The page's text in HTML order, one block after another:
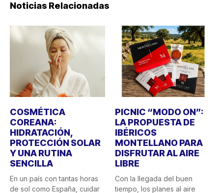
Noticias Relacionadas
COSMÉTICA
COREANA:
HIDRATACIÓN,
PROTECCIÓN SOLAR
Y UNA RUTINA
SENCILLA
En un país con tantas horas
de sol como España, cuidar
PICNIC “MODO ON”:
LA PROPUESTA DE
IBÉRICOS
MONTELLANO PARA
DISFRUTAR AL AIRE
LIBRE
Con la llegada del buen
tiempo, los planes al aire